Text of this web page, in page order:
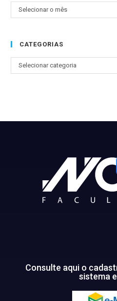
Selecionar o mês
CATEGORIAS
Selecionar categoria
Consulte aqui o
sistema